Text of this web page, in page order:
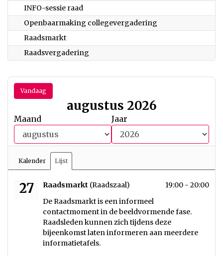
INFO-sessie raad
Openbaarmaking collegevergadering
Raadsmarkt
Raadsvergadering
Vandaag
augustus 2026
Maand Jaar
Kalender Lijst
27 Raadsmarkt (Raadszaal)
donderdag 27 augustus 2026
19:00 - 20:00
De Raadsmarkt is een informeel
contactmoment in de beeldvormende fase.
Raadsleden kunnen zich tijdens deze
bijeenkomst laten informeren aan meerdere
informatietafels.